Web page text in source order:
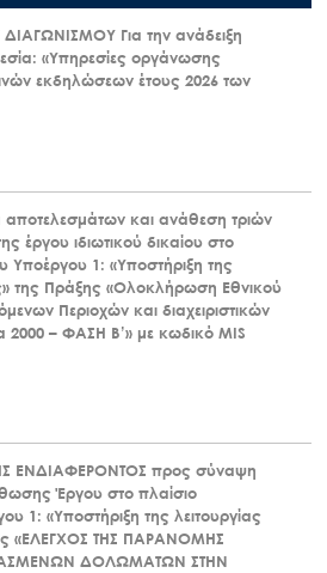
Για την ανάδειξη
«Υπηρεσίες οργάνωσης
εκδηλώσεων έτους 2026 των
αποτελεσμάτων και ανάθεση τριών
ιδιωτικού δικαίου στο
Υποέργου 1: «Υποστήριξη της
της Πράξης «Ολοκλήρωση Εθνικού
Περιοχών και διαχειριστικών
– ΦΑΣΗ Β’» με κωδικό MIS
ΕΝΔΙΑΦΕΡΟΝΤΟΣ προς σύναψη
Έργου στο πλαίσιο
1: «Υποστήριξη της λειτουργίας
«ΕΛΕΓΧΟΣ ΤΗΣ ΠΑΡΑΝΟΜΗΣ
ΔΟΛΩΜΑΤΩΝ ΣΤΗΝ